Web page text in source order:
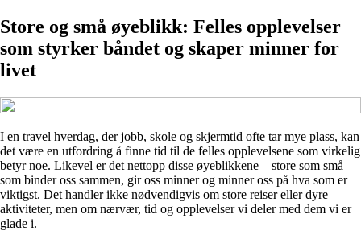
Store og små øyeblikk: Felles opplevelser
som styrker båndet og skaper minner for
livet
I en travel hverdag, der jobb, skole og skjermtid ofte tar mye plass, kan
det være en utfordring å finne tid til de felles opplevelsene som virkelig
betyr noe. Likevel er det nettopp disse øyeblikkene – store som små –
som binder oss sammen, gir oss minner og minner oss på hva som er
viktigst. Det handler ikke nødvendigvis om store reiser eller dyre
aktiviteter, men om nærvær, tid og opplevelser vi deler med dem vi er
glade i.